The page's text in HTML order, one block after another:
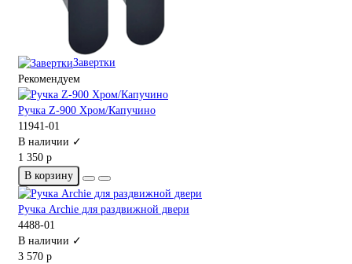
Завертки
Рекомендуем
Ручка Z-900 Хром/Капучино
11941-01
В наличии ✓
1 350 р
В корзину
Ручка Archie для раздвижной двери
4488-01
В наличии ✓
3 570 р